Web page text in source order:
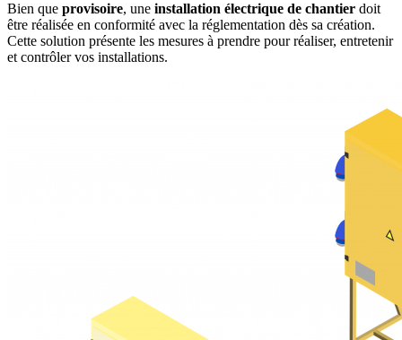
Bien que provisoire, une installation électrique de chantier doit
être réalisée en conformité avec la réglementation dès sa création.
Cette solution présente les mesures à prendre pour réaliser, entretenir
et contrôler vos installations.